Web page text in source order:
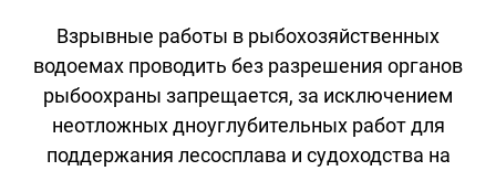
Взрывные работы в рыбохозяйственных
водоемах проводить без разрешения органов
рыбоохраны запрещается, за исключением
неотложных дноуглубительных работ для
поддержания лесосплава и судоходства на